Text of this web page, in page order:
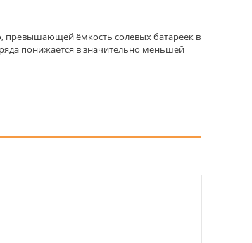
превышающей ёмкость солевых батареек в
понижается в значительно меньшей